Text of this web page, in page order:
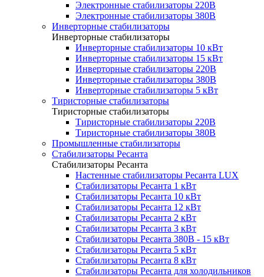
Электронные стабилизаторы 220В
Электронные стабилизаторы 380В
Инверторные стабилизаторы
Инверторные стабилизаторы
Инверторные стабилизаторы 10 кВт
Инверторные стабилизаторы 15 кВт
Инверторные стабилизаторы 220В
Инверторные стабилизаторы 380В
Инверторные стабилизаторы 5 кВт
Тиристорные стабилизаторы
Тиристорные стабилизаторы
Тиристорные стабилизаторы 220В
Тиристорные стабилизаторы 380В
Промышленные стабилизаторы
Стабилизаторы Ресанта
Стабилизаторы Ресанта
Настенные стабилизаторы Ресанта LUX
Стабилизаторы Ресанта 1 кВт
Стабилизаторы Ресанта 10 кВт
Стабилизаторы Ресанта 12 кВт
Стабилизаторы Ресанта 2 кВт
Стабилизаторы Ресанта 3 кВт
Стабилизаторы Ресанта 380В - 15 кВт
Стабилизаторы Ресанта 5 кВт
Стабилизаторы Ресанта 8 кВт
Стабилизаторы Ресанта для холодильников